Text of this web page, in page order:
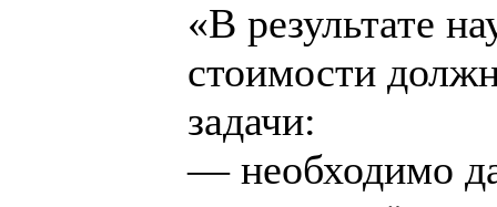
«В результате
стоимости
задачи:
— необходимо